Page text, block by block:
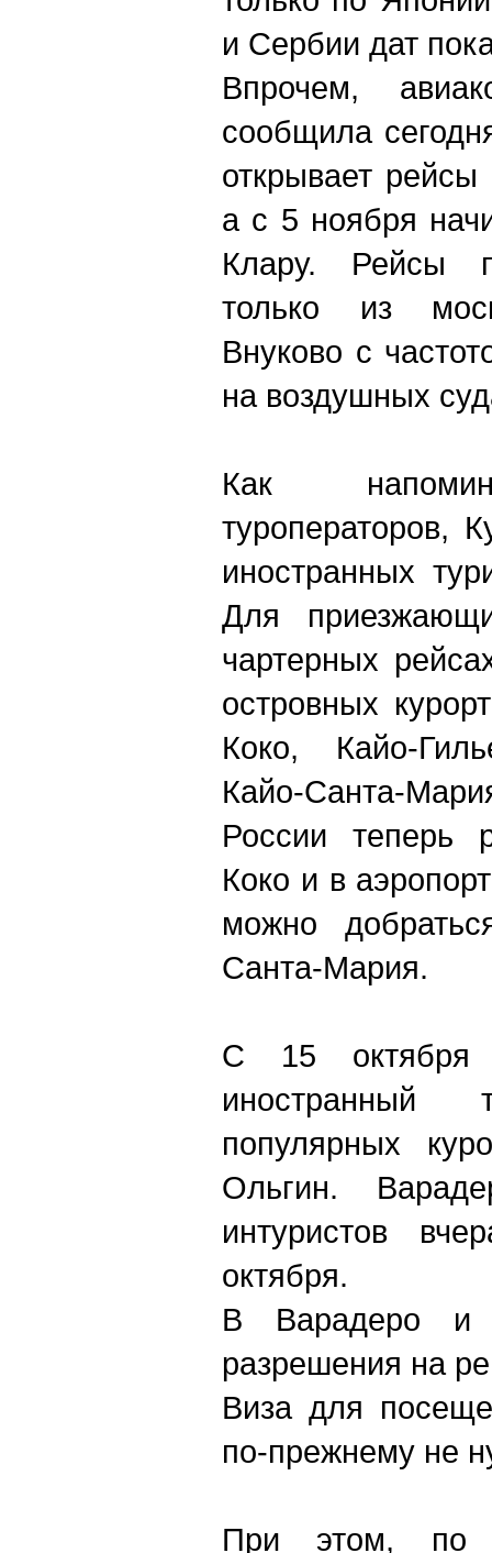
и Сербии дат
Впрочем,
сообщила
открывает
а с 5 ноября
Клару. Рейсы
только из
Внуково с
на воздушных
Как
туроператоров,
иностранных
Для
чартерных
островных
Коко, Кайо-
Кайо-Санта-
России теперь
Коко и в
можно
Санта-Мария.
C 15 октября
популярных
Ольгин.
интуристов
октября.
В Варадеро и
разрешения на
Виза для
по-прежнему не
При этом, по